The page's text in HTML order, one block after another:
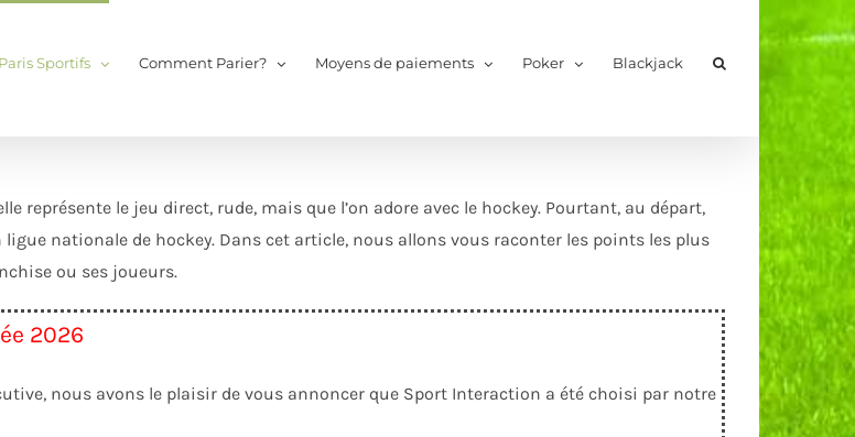
Sportifs Comment Parier? Moyens de paiements Poker Blackjack
représente le jeu direct, rude, mais que l’on adore avec le hockey. Pourtant, au départ,
nationale de hockey. Dans cet article, nous allons vous raconter les points les plus
ou ses joueurs.
2026
nous avons le plaisir de vous annoncer que Sport Interaction a été choisi par notre